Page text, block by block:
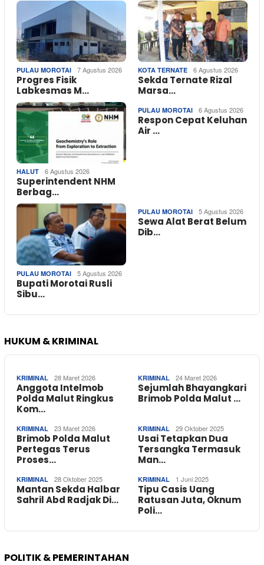
PULAU MOROTAI 7 Agustus 2026
Progres Fisik
Labkesmas M…
KOTA TERNATE 6 Agustus 2026
Sekda Ternate Rizal
Marsa…
HALUT 6 Agustus 2026
Superintendent NHM
Berbag…
PULAU MOROTAI 6 Agustus 2026
Respon Cepat Keluhan
Air …
PULAU MOROTAI 5 Agustus 2026
Bupati Morotai Rusli
Sibu…
PULAU MOROTAI 5 Agustus 2026
Sewa Alat Berat Belum
Dib…
HUKUM & KRIMINAL
KRIMINAL 28 Maret 2026
Anggota Intelmob
Polda Malut Ringkus
Kom…
KRIMINAL 24 Maret 2026
Sejumlah Bhayangkari
Brimob Polda Malut …
KRIMINAL 23 Maret 2026
Brimob Polda Malut
Pertegas Terus
Proses…
KRIMINAL 29 Oktober 2025
Usai Tetapkan Dua
Tersangka Termasuk
Man…
KRIMINAL 28 Oktober 2025
Mantan Sekda Halbar
Sahril Abd Radjak Di…
KRIMINAL 1 Juni 2025
Tipu Casis Uang
Ratusan Juta, Oknum
Poli…
POLITIK & PEMERINTAHAN